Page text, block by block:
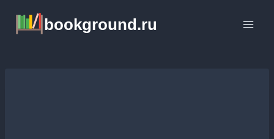
содержимому
bookground.ru